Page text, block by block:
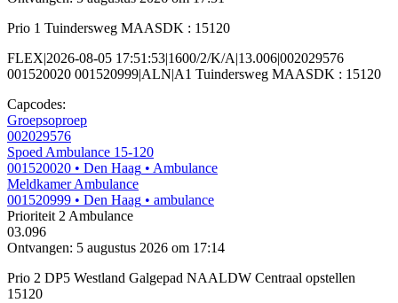
Prio 1 Tuindersweg MAASDK : 15120
FLEX|2026-08-05 17:51:53|1600/2/K/A|13.006|002029576
001520020 001520999|ALN|A1 Tuindersweg MAASDK : 15120
Capcodes:
Groepsoproep
002029576
Spoed Ambulance 15-120
001520020 • Den Haag • Ambulance
Meldkamer Ambulance
001520999 • Den Haag • ambulance
Prioriteit 2 Ambulance
03.096
Ontvangen: 5 augustus 2026 om 17:14
Prio 2 DP5 Westland Galgepad NAALDW Centraal opstellen
15120